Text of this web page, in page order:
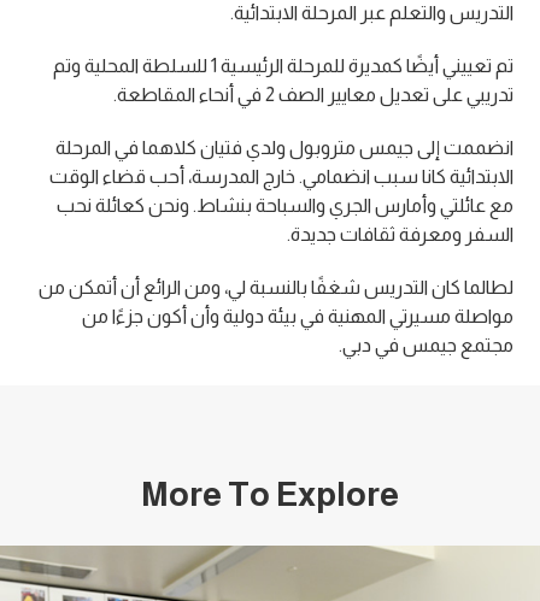
التدريس والتعلم عبر المرحلة الابتدائية.
تم تعييني أيضًا كمديرة للمرحلة الرئيسية 1 للسلطة المحلية وتم
تدريبي على تعديل معايير الصف 2 في أنحاء المقاطعة.
انضممت إلى جيمس متروبول ولدي فتيان كلاهما في المرحلة
الابتدائية كانا سبب انضمامي. خارج المدرسة، أحب قضاء الوقت
مع عائلتي وأمارس الجري والسباحة بنشاط. ونحن كعائلة نحب
السفر ومعرفة ثقافات جديدة.
لطالما كان التدريس شغفًا بالنسبة لي، ومن الرائع أن أتمكن من
مواصلة مسيرتي المهنية في بيئة دولية وأن أكون جزءًا من
مجتمع جيمس في دبي.
More To Explore